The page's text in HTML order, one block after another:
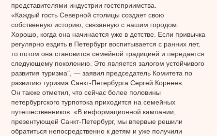
представителями индустрии гостеприимства.
«Каждый гость Северной столицы создает свою
собственную историю, связанную с нашим городом.
Хорошо, когда она начинается уже в детстве. Если привычка
регулярно ездить в Петербург воспитывается с ранних лет,
то потом она становится семейной традицией и передается
следующему поколению. Это является залогом устойчивого
развития туризма", — заявил председатель Комитета по
развитию туризма Санкт-Петербурга Сергей Корнеев.
Он также отметил, что сейчас более половины
петербургского турпотока приходится на семейных
путешественников. «В информационной кампании,
презентующей Санкт-Петербург, мы впервые решили
обратиться непосредственно к детям и уже получили